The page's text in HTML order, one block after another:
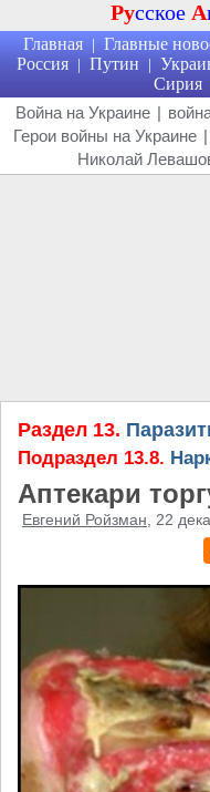
Русское А
Главная | Главные
Россия | Путин |
Сирия
Война на Украине |
Герои войны на Украине |
Николай
Раздел 13.
Подраздел 13.8.
Аптекари
Евгений Ройзман , 22